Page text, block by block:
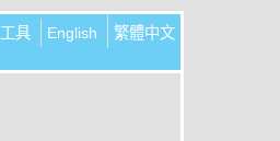
工具 English 繁體中文